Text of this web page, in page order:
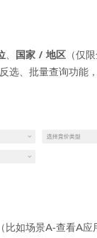
国家 / 地区 （仅
选、批量查询功能
比如场景A-查看A应